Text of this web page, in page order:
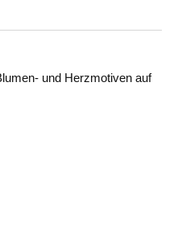
und Herzmotiven auf